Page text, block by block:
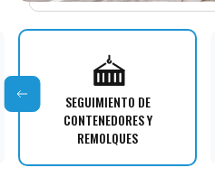
SEGUIMIENTO DE
CONTENEDORES Y
REMOLQUES